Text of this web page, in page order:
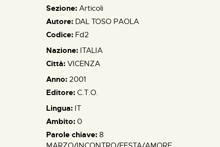
Sezione: Articoli
Autore: DAL TOSO PAOLA
Codice: Fd2
Nazione: ITALIA
Città: VICENZA
Anno: 2001
Editore: C.T.O.
Lingua: IT
Ambito: 0
Parole chiave: 8